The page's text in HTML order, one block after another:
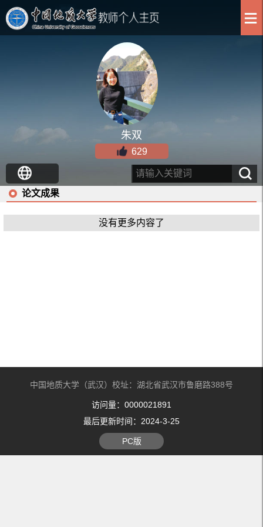
朱双
629
论文成果
没有更多内容了
中国地质大学（武汉）校址：湖北省武汉市鲁磨路388号
访问量： 0000021891
最后更新时间： 2024-3-25
PC版